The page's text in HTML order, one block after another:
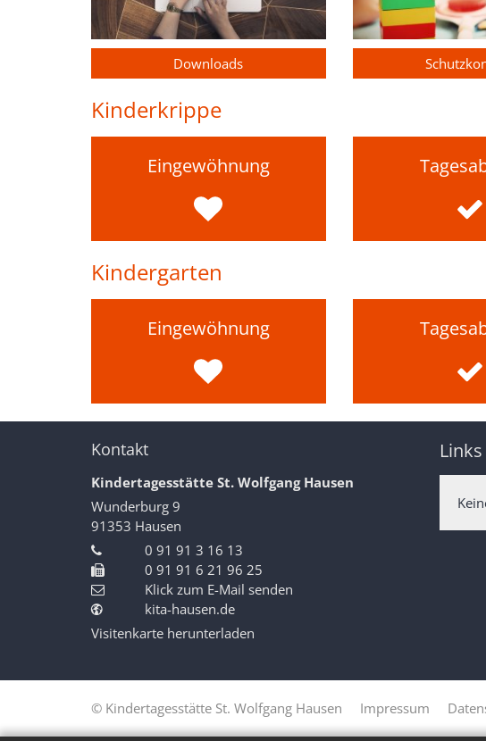
Downloads
Kinderkrippe
Eingewöhnung
Kindergarten
Eingewöhnung
Kontakt
Kindertagesstätte St. Wolfgang Hausen
Wunderburg 9
91353 Hausen
0 91 91 3 16 13
0 91 91 6 21 96 25
Klick zum E-Mail senden
kita-hausen.de
Visitenkarte herunterladen
Links
© Kindertagesstätte St. Wolfgang Hausen Impressum